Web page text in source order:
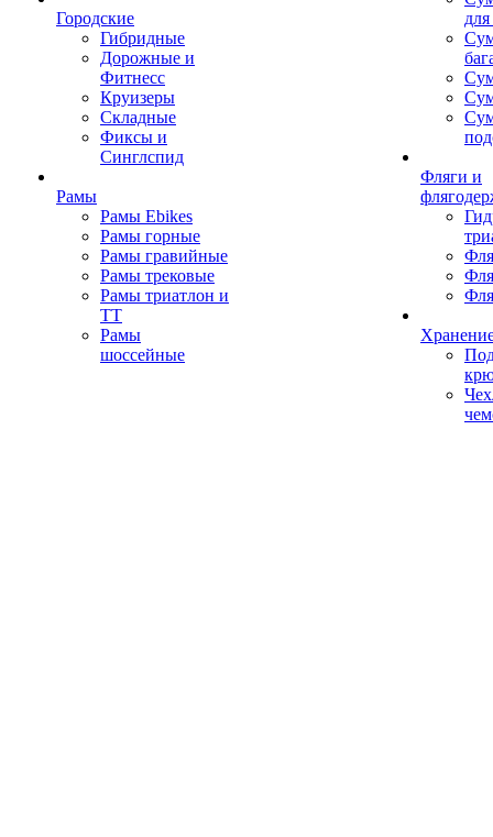
Городские
Гибридные
Дорожные и
Фитнесс
Круизеры
Складные
Фиксы и
Синглспид
Рамы
Рамы Ebikes
Рамы горные
Рамы гравийные
Рамы трековые
Рамы триатлон и
ТТ
Рамы
шоссейные
Фляги и